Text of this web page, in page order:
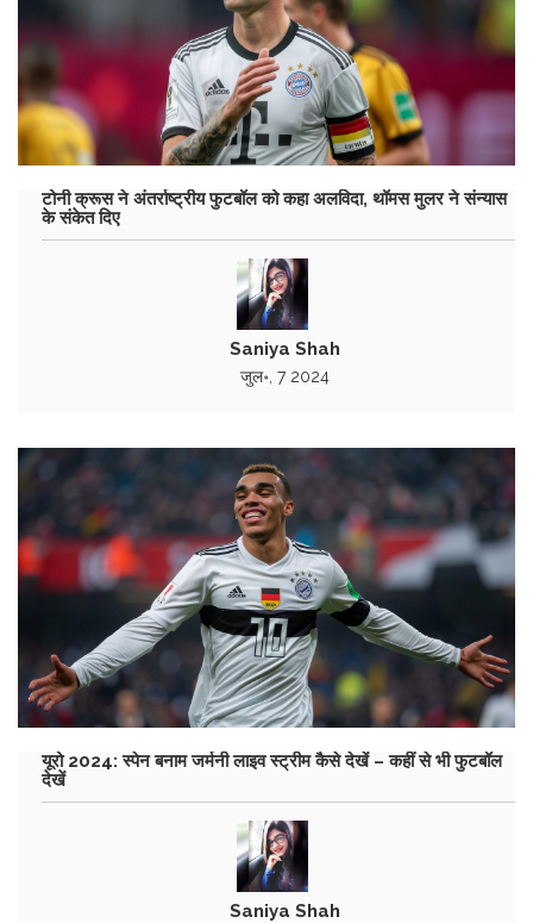
टोनी क्रूस ने अंतर्राष्ट्रीय फुटबॉल को कहा अलविदा, थॉमस मुलर ने संन्यास
के संकेत दिए
Saniya Shah
जुल॰, 7 2024
यूरो 2024: स्पेन बनाम जर्मनी लाइव स्ट्रीम कैसे देखें – कहीं से भी फुटबॉल
देखें
Saniya Shah